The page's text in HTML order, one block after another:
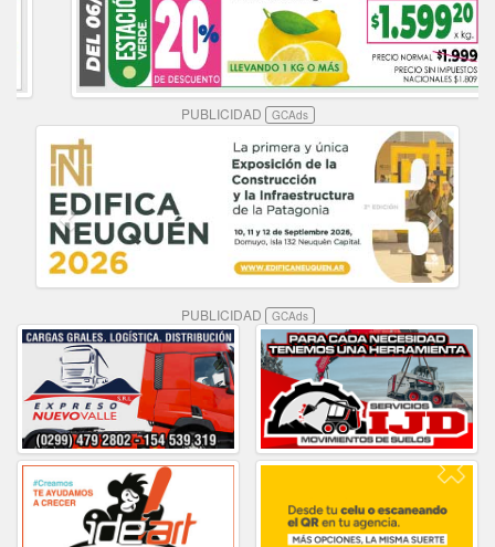
PUBLICIDAD GCAds
PUBLICIDAD GCAds